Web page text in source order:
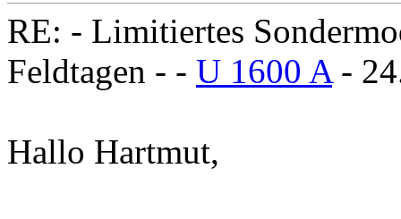
RE: - Limitiertes
Feldtagen - - U 1600 A-
Hallo Hartmut,